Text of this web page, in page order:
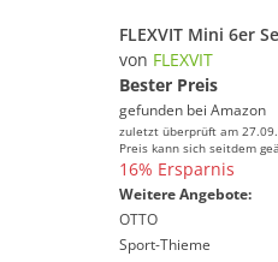
von FLEXVIT
Bester Preis
gefunden bei Amazon
zuletzt überprüft am
Preis kann sich seitdem
16% Ersparnis
Weitere Angebote:
OTTO
Sport-Thieme